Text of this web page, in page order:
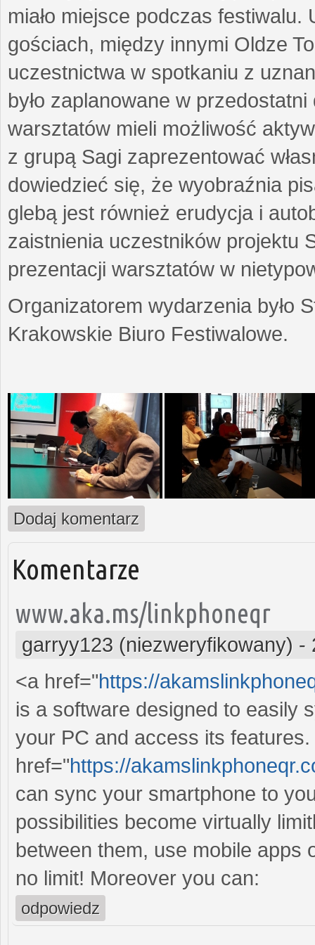
miało miejsce podczas
gościach, między innymi Oldze
uczestnictwa w spotkaniu z
było zaplanowane w
warsztatów mieli możliwość
z grupą Sagi zaprezentować
dowiedzieć się, że wyobraźnia
glebą jest również erudycja i
zaistnienia uczestników projektu
prezentacji warsztatów w
Organizatorem wydarzenia było
Krakowskie Biuro Festiwalowe.
Dodaj komentarz
Komentarze
www.aka.ms/linkphoneqr
garryy123 (niezweryfikowany) -
<a href="https://
is a software designed to easily
your PC and access its
href="https://
can sync your smartphone to
possibilities become virtually
between them, use mobile apps
no limit! Moreover you can:
odpowiedz